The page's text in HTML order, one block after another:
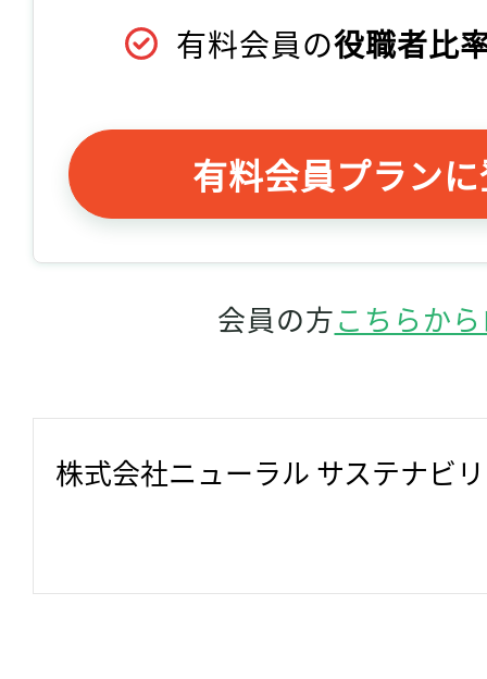
有料会員の役職者比
有料会員プラン
会員の方こちらか
株式会社ニューラル サステナビ